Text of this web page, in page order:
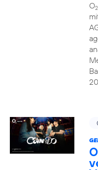
O2
O